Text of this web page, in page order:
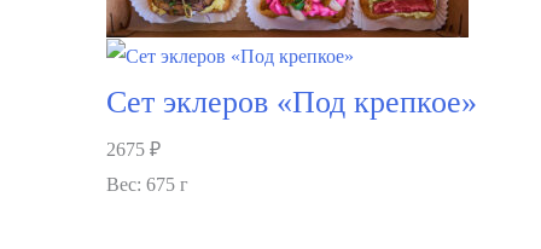
Сет эклеров «Под крепкое»
2675 ₽
Вес: 675 г